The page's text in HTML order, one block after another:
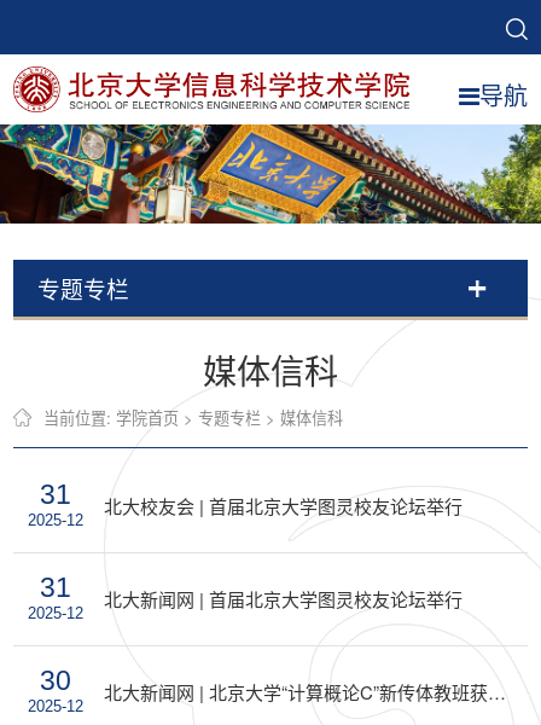
导航
专题专栏
媒体信科
当前位置:学院首页 >专题专栏 >媒体信科
31
2025-12
北大校友会 | 首届北京大学图灵校友论坛举行
31
2025-12
北大新闻网 | 首届北京大学图灵校友论坛举行
30
2025-12
北大新闻网 | 北京大学“计算概论C”新传体教班获世界慕课与在线教育联盟“优秀课程奖：AI特别奖”